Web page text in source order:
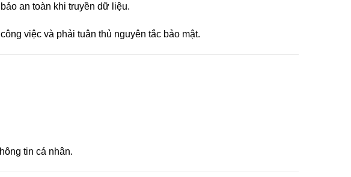
an toàn khi truyền dữ liệu.
việc và phải tuân thủ nguyên tắc bảo mật.
tin cá nhân.